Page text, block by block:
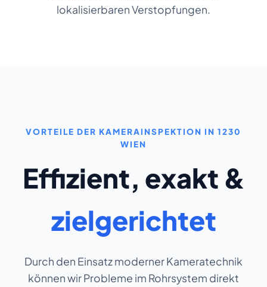
lokalisierbaren Verstopfungen.
VORTEILE DER KAMERAINSPEKTION IN 1230
WIEN
Effizient, exakt &
zielgerichtet
Durch den Einsatz moderner Kameratechnik
können wir Probleme im Rohrsystem direkt